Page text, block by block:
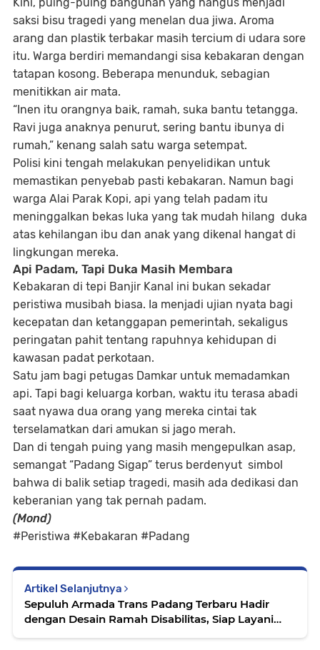
saksi bisu tragedi yang menelan dua jiwa. Aroma
arang dan plastik terbakar masih tercium di udara sore
itu. Warga berdiri memandangi sisa kebakaran dengan
tatapan kosong. Beberapa menunduk, sebagian
menitikkan air mata.
“Inen itu orangnya baik, ramah, suka bantu tetangga.
Ravi juga anaknya penurut, sering bantu ibunya di
rumah,” kenang salah satu warga setempat.
Polisi kini tengah melakukan penyelidikan untuk
memastikan penyebab pasti kebakaran. Namun bagi
warga Alai Parak Kopi, api yang telah padam itu
meninggalkan bekas luka yang tak mudah hilang duka
atas kehilangan ibu dan anak yang dikenal hangat di
lingkungan mereka.
Api Padam, Tapi Duka Masih Membara
Kebakaran di tepi Banjir Kanal ini bukan sekadar
peristiwa musibah biasa. Ia menjadi ujian nyata bagi
kecepatan dan ketanggapan pemerintah, sekaligus
peringatan pahit tentang rapuhnya kehidupan di
kawasan padat perkotaan.
Satu jam bagi petugas Damkar untuk memadamkan
api. Tapi bagi keluarga korban, waktu itu terasa abadi
saat nyawa dua orang yang mereka cintai tak
terselamatkan dari amukan si jago merah.
Dan di tengah puing yang masih mengepulkan asap,
semangat “Padang Sigap” terus berdenyut simbol
bahwa di balik setiap tragedi, masih ada dedikasi dan
keberanian yang tak pernah padam.
(Mond)
#Peristiwa #Kebakaran #Padang
Artikel Selanjutnya
Sepuluh Armada Trans Padang Terbaru Hadir
dengan Desain Ramah Disabilitas, Siap Layani